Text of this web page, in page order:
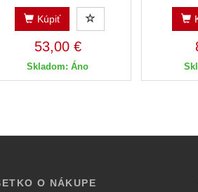
Kúpiť
53,00 €
Skladom: Áno
O NÁKUPE